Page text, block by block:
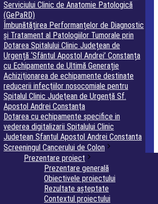
Serviciului Clinic de Anatomie Patologică
(GePaRD)
Îmbunătățirea Performanțelor de Diagnostic
și Tratament al Patologiilor Tumorale prin
Dotarea Spitalului Clinic Județean de
Urgență ‘Sfântul Apostol Andrei’ Constanța
cu Echipamente de Ultimă Generație
Achiziţionarea de echipamente destinate
reducerii infecţiilor nosocomiale pentru
Spitalul Clinic Judeţean de Urgenţă Sf.
Apostol Andrei Constanţa
Dotarea cu echipamente specifice in
vederea digitalizarii Spitalului Clinic
Judetean Sfantul Apostol Andrei Constanta
Screeningul Cancerului de Colon
Prezentare proiect
Prezentare generală
Obiectivele proiectului
Rezultate așteptate
Contextul proiectului